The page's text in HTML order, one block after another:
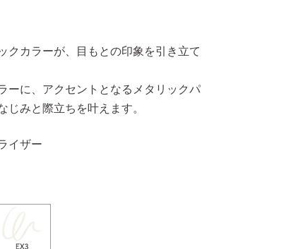
クカラーが、目もとの印象を引き立て
ーに、アクセントとなるメタリックパ
じみと際立ちを叶えます。
イザー